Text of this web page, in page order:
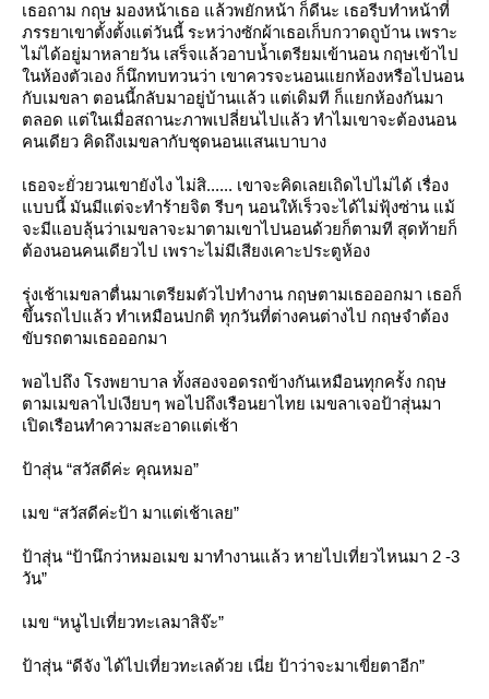
เธอถาม กฤษ มองหน้าเธอ แล้วพยักหน้า ก็ดีนะ เธอรีบทำหน้าที่
ภรรยาเขาตั้งตั้งแต่วันนี้ ระหว่างซักผ้าเธอเก็บกวาดถูบ้าน เพราะ
ไม่ได้อยู่มาหลายวัน เสร็จแล้วอาบน้ำเตรียมเข้านอน กฤษเข้าไป
นห้องตัวเอง ก็นึกทบทวนว่า เขาควรจะนอนแยกห้องหรือไปนอน
กับเมขลา ตอนนี้กลับมาอยู่บ้านแล้ว แต่เดิมที ก็แยกห้องกันมา
ตลอด แต่ในเมื่อสถานะภาพเปลี่ยนไปแล้ว ทำไมเขาจะต้องนอน
คนเดียว คิดถึงเมขลากับชุดนอนแสนเบาบาง
เธอจะยั่วยวนเขายังไง ไม่สิ...... เขาจะคิดเลยเถิดไปไม่ได้ เรื่อง
บบนี้ มันมีแต่จะทำร้ายจิต รีบๆ นอนให้เร็วจะได้ไม่ฟุ้งซ่าน แม้
จะมีแอบลุ้นว่าเมขลาจะมาตามเขาไปนอนด้วยก็ตามที สุดท้ายก็
ต้องนอนคนเดียวไป เพราะไม่มีเสียงเคาะประตูห้อง
รุ่งเช้าเมขลาตื่นมาเตรียมตัวไปทำงาน กฤษตามเธอออกมา เธอก็
ขึ้นรถไปแล้ว ทำเหมือนปกติ ทุกวันที่ต่างคนต่างไป กฤษจำต้อง
ขับรถตามเธอออกมา
พอไปถึง โรงพยาบาล ทั้งสองจอดรถข้างกันเหมือนทุกครั้ง กฤษ
ตามเมขลาไปเงียบๆ พอไปถึงเรือนยาไทย เมขลาเจอป้าสุ่นมา
เปิดเรือนทำความสะอาดแต่เช้า
ป้าสุ่น “สวัสดีค่ะ คุณหมอ”
เมข “สวัสดีค่ะป้า มาแต่เช้าเลย”
ป้าสุ่น “ป้านึกว่าหมอเมข มาทำงานแล้ว หายไปเที่ยวไหนมา 2 -3
วัน”
เมข “หนูไปเที่ยวทะเลมาสิจ๊ะ”
ป้าสุ่น “ดีจัง ได้ไปเที่ยวทะเลด้วย เนี่ย ป้าว่าจะมาเขี่ยตาอีก”